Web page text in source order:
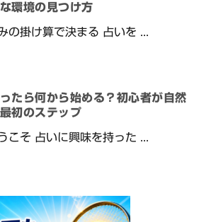
環境の見つけ方
の掛け算で決まる 占いを ...
たら何から始める？初心者が自然
初のステップ
こそ 占いに興味を持った ...